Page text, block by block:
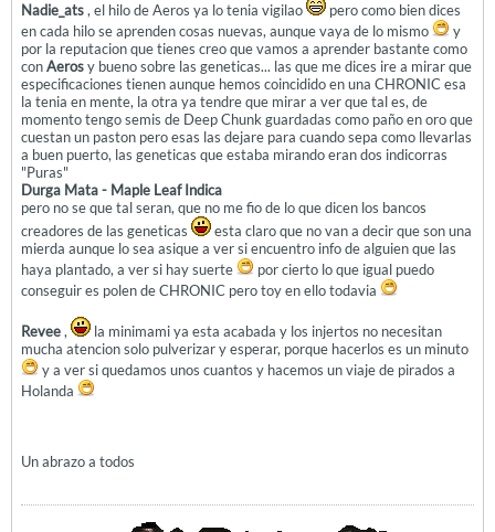
Nadie_ats, el hilo de Aeros ya lo tenia vigilao
pero como bien dices
en cada hilo se aprenden cosas nuevas, aunque vaya de lo mismo
y
por la reputacion que tienes creo que vamos a aprender bastante como
conAerosy bueno sobre las geneticas... las que me dices ire a mirar que
especificaciones tienen aunque hemos coincidido en una CHRONIC esa
la tenia en mente, la otra ya tendre que mirar a ver que tal es, de
momento tengo semis de Deep Chunk guardadas como paño en oro que
cuestan un paston pero esas las dejare para cuando sepa como llevarlas
a buen puerto, las geneticas que estaba mirando eran dos indicorras
"Puras"
Durga Mata - Maple Leaf Indica
pero no se que tal seran, que no me fio de lo que dicen los bancos
creadores de las geneticas
esta claro que no van a decir que son una
mierda aunque lo sea asique a ver si encuentro info de alguien que las
haya plantado, a ver si hay suerte
por cierto lo que igual puedo
conseguir es polen de CHRONIC pero toy en ello todavia
Revee,
la minimami ya esta acabada y los injertos no necesitan
mucha atencion solo pulverizar y esperar, porque hacerlos es un minuto
y a ver si quedamos unos cuantos y hacemos un viaje de pirados a
Holanda
Un abrazo a todos